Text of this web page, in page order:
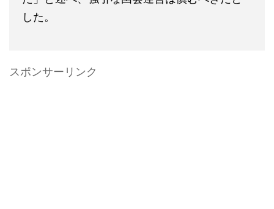
した。
スポンサーリンク